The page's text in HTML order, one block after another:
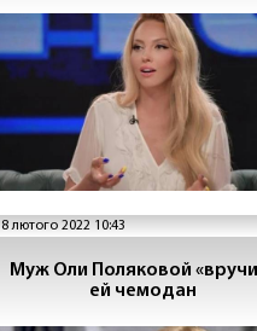
8 лютого 2022 10:43
Муж Оли Поляковой
ей чемодан